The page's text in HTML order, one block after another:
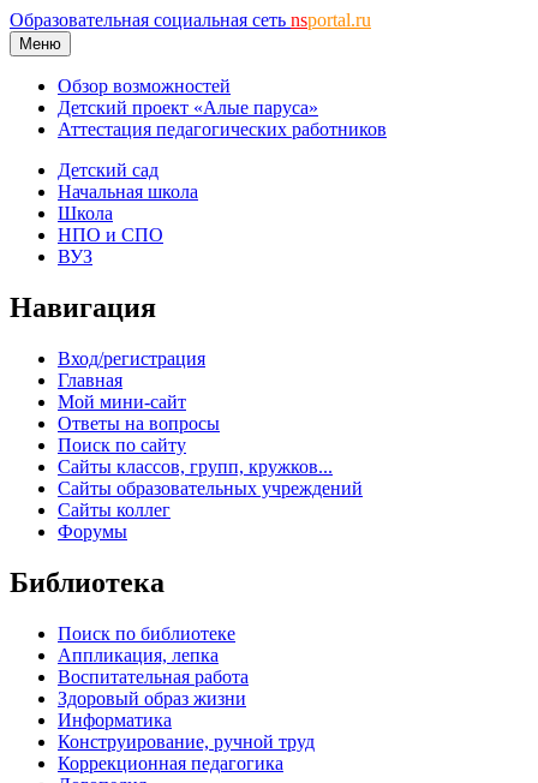
Образовательная социальная сеть nsportal.ru
Меню
Обзор возможностей
Детский проект «Алые паруса»
Аттестация педагогических работников
Детский сад
Начальная школа
Школа
НПО и СПО
ВУЗ
Навигация
Вход/регистрация
Главная
Мой мини-сайт
Ответы на вопросы
Поиск по сайту
Сайты классов, групп, кружков...
Сайты образовательных учреждений
Сайты коллег
Форумы
Библиотека
Поиск по библиотеке
Аппликация, лепка
Воспитательная работа
Здоровый образ жизни
Информатика
Конструирование, ручной труд
Коррекционная педагогика